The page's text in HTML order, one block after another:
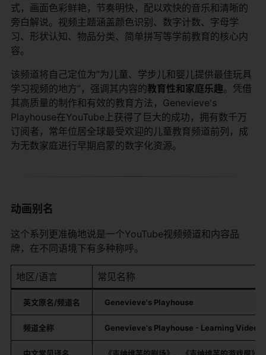
式，画面色彩鲜艳，节奏明快，配以欢快的音乐和清晰的
旁白解说。视频主题涵盖颜色识别、数字计数、字母学
习、形状认知、物品分类、简单拼写等学前教育的核心内
容。
该频道将自己定位为“为儿童、学步儿和婴儿提供最佳玩具
学习视频的地方”，强调其内容的教育性和家庭乐趣。凭借
其高质量的制作和有效的教育方法，Genevieve's
Playhouse在YouTube上获得了巨大的成功，拥有数千万
订阅者，常年位居全球最受欢迎的儿童教育频道前列，成
为无数家庭进行早期启蒙的数字化资源。
动画别名
这个系列更准确地说是一个YouTube视频频道和内容品
牌，在不同语境下有多种称呼。
地区/语言 常见名称
英文原名/频道名 Genevieve's Playhouse
频道全称 Genevieve's Playhouse - Learning Videos
中文常见译名 《吉纳维芙的剧场》 、 《吉纳维芙的游戏屋》